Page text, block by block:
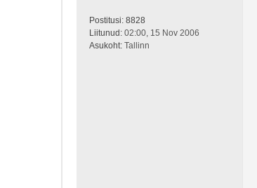
Postitusi: 8828
Liitunud: 02:00, 15 Nov 2006
Asukoht: Tallinn